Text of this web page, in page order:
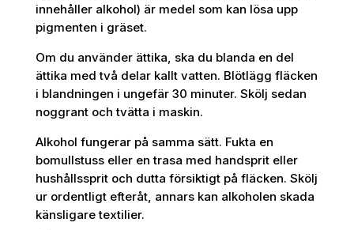
innehåller alkohol) är medel som kan lösa upp
pigmenten i gräset.
Om du använder ättika, ska du blanda en del
ättika med två delar kallt vatten. Blötlägg fläcken
i blandningen i ungefär 30 minuter. Skölj sedan
noggrant och tvätta i maskin.
Alkohol fungerar på samma sätt. Fukta en
bomullstuss eller en trasa med handsprit eller
hushållssprit och dutta försiktigt på fläcken. Skölj
ur ordentligt efteråt, annars kan alkoholen skada
känsligare textilier.